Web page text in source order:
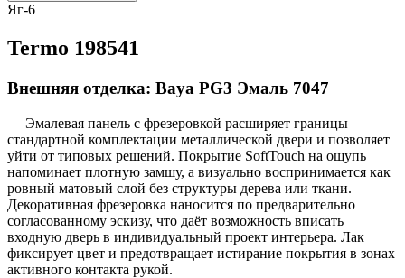
Яг-6
Termo 198541
Внешняя отделка: Baya PG3 Эмаль 7047
— Эмалевая панель с фрезеровкой расширяет границы
стандартной комплектации металлической двери и позволяет
уйти от типовых решений. Покрытие SoftTouch на ощупь
напоминает плотную замшу, а визуально воспринимается как
ровный матовый слой без структуры дерева или ткани.
Декоративная фрезеровка наносится по предварительно
согласованному эскизу, что даёт возможность вписать
входную дверь в индивидуальный проект интерьера. Лак
фиксирует цвет и предотвращает истирание покрытия в зонах
активного контакта рукой.